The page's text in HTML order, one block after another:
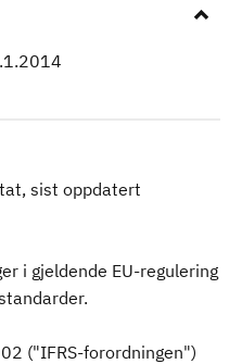
sist oppdatert
i gjeldende EU-regulering
("IFRS-forordningen")